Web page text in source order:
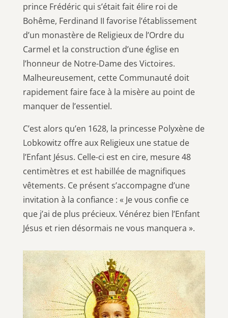
prince Frédéric qui s’était fait élire roi de
Bohême, Ferdinand II favorise l’établissement
d’un monastère de Religieux de l’Ordre du
Carmel et la construction d’une église en
l’honneur de Notre-Dame des Victoires.
Malheureusement, cette Communauté doit
rapidement faire face à la misère au point de
manquer de l’essentiel.
C’est alors qu’en 1628, la princesse Polyxène de
Lobkowitz offre aux Religieux une statue de
l’Enfant Jésus. Celle-ci est en cire, mesure 48
centimètres et est habillée de magnifiques
vêtements. Ce présent s’accompagne d’une
invitation à la confiance : « Je vous confie ce
que j’ai de plus précieux. Vénérez bien l’Enfant
Jésus et rien désormais ne vous manquera ».